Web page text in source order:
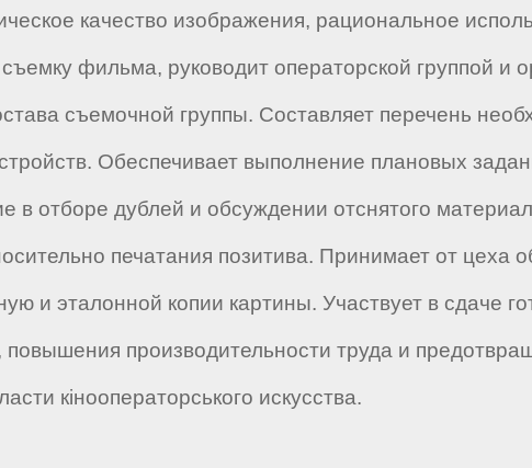
качество изображения, рациональное
фильма, руководит операторской группой и
съемочной группы. Составляет перечень
Обеспечивает выполнение плановых
в отборе дублей и обсуждении отснятого
печатания позитива. Принимает от цеха
и эталонной копии картины. Участвует в сдаче
производительности труда и
кінооператорського искусства.